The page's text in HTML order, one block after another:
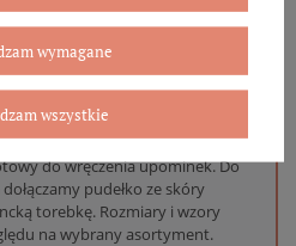
gratis
w sklepie internetowym
do wręczenia upominek. Do
pudełko ze skóry
torebkę. Rozmiary i wzory
na wybrany asortyment.
wymagane
wszystkie